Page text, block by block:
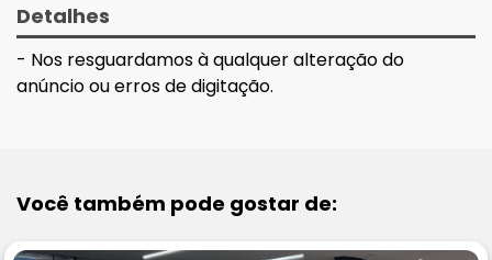
Detalhes
- Nos resguardamos à qualquer alteração do
anúncio ou erros de digitação.
Você também pode gostar de: